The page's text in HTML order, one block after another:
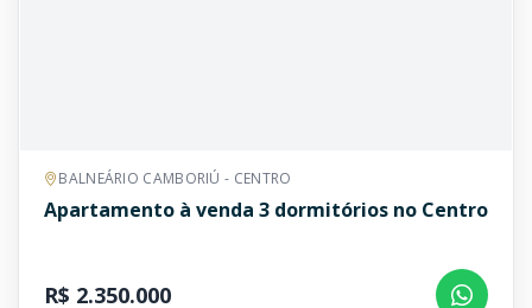
BALNEÁRIO CAMBORIÚ - CENTRO
Apartamento à venda 3 dormitórios no Centro
R$ 2.350.000